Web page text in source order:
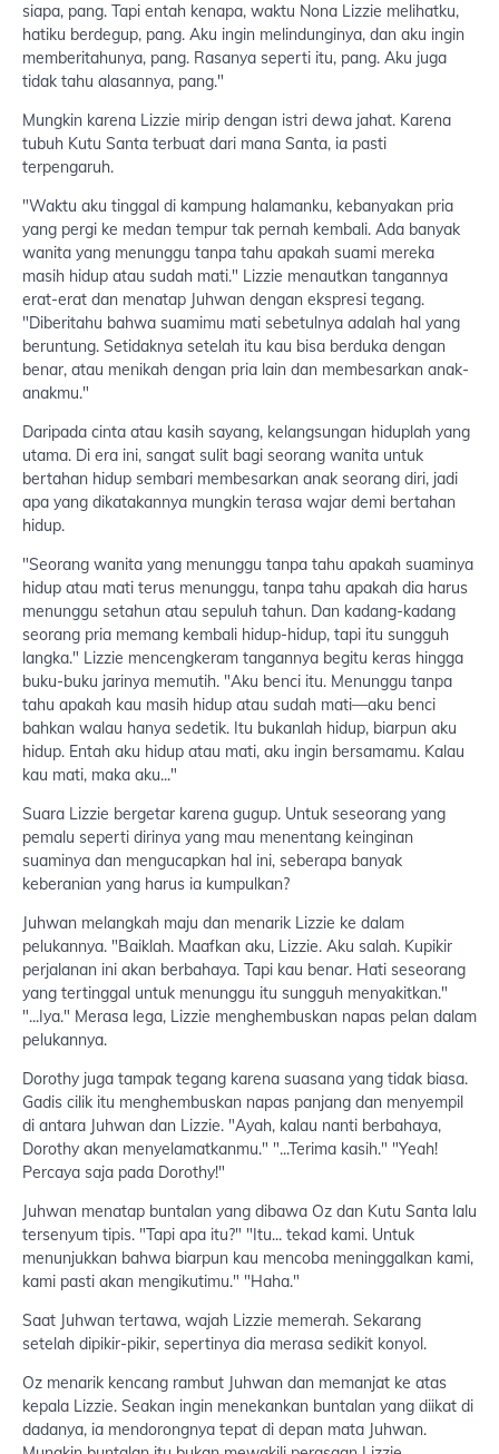
siapa, pang. Tapi entah kenapa, waktu Nona Lizzie melihatku,
hatiku berdegup, pang. Aku ingin melindunginya, dan aku ingin
memberitahunya, pang. Rasanya seperti itu, pang. Aku juga
tidak tahu alasannya, pang."
Mungkin karena Lizzie mirip dengan istri dewa jahat. Karena
tubuh Kutu Santa terbuat dari mana Santa, ia pasti
terpengaruh.
"Waktu aku tinggal di kampung halamanku, kebanyakan pria
yang pergi ke medan tempur tak pernah kembali. Ada banyak
wanita yang menunggu tanpa tahu apakah suami mereka
masih hidup atau sudah mati." Lizzie menautkan tangannya
erat-erat dan menatap Juhwan dengan ekspresi tegang.
"Diberitahu bahwa suamimu mati sebetulnya adalah hal yang
beruntung. Setidaknya setelah itu kau bisa berduka dengan
benar, atau menikah dengan pria lain dan membesarkan anak-
anakmu."
Daripada cinta atau kasih sayang, kelangsungan hiduplah yang
utama. Di era ini, sangat sulit bagi seorang wanita untuk
bertahan hidup sembari membesarkan anak seorang diri, jadi
apa yang dikatakannya mungkin terasa wajar demi bertahan
hidup.
"Seorang wanita yang menunggu tanpa tahu apakah suaminya
hidup atau mati terus menunggu, tanpa tahu apakah dia harus
menunggu setahun atau sepuluh tahun. Dan kadang-kadang
seorang pria memang kembali hidup-hidup, tapi itu sungguh
langka." Lizzie mencengkeram tangannya begitu keras hingga
buku-buku jarinya memutih. "Aku benci itu. Menunggu tanpa
tahu apakah kau masih hidup atau sudah mati—aku benci
bahkan walau hanya sedetik. Itu bukanlah hidup, biarpun aku
hidup. Entah aku hidup atau mati, aku ingin bersamamu. Kalau
kau mati, maka aku..."
Suara Lizzie bergetar karena gugup. Untuk seseorang yang
pemalu seperti dirinya yang mau menentang keinginan
suaminya dan mengucapkan hal ini, seberapa banyak
keberanian yang harus ia kumpulkan?
Juhwan melangkah maju dan menarik Lizzie ke dalam
pelukannya. "Baiklah. Maafkan aku, Lizzie. Aku salah. Kupikir
perjalanan ini akan berbahaya. Tapi kau benar. Hati seseorang
yang tertinggal untuk menunggu itu sungguh menyakitkan."
"...Iya." Merasa lega, Lizzie menghembuskan napas pelan dalam
pelukannya.
Dorothy juga tampak tegang karena suasana yang tidak biasa.
Gadis cilik itu menghembuskan napas panjang dan menyempil
di antara Juhwan dan Lizzie. "Ayah, kalau nanti berbahaya,
Dorothy akan menyelamatkanmu." "...Terima kasih." "Yeah!
Percaya saja pada Dorothy!"
Juhwan menatap buntalan yang dibawa Oz dan Kutu Santa lalu
tersenyum tipis. "Tapi apa itu?" "Itu... tekad kami. Untuk
menunjukkan bahwa biarpun kau mencoba meninggalkan kami,
kami pasti akan mengikutimu." "Haha."
Saat Juhwan tertawa, wajah Lizzie memerah. Sekarang
setelah dipikir-pikir, sepertinya dia merasa sedikit konyol.
Oz menarik kencang rambut Juhwan dan memanjat ke atas
kepala Lizzie. Seakan ingin menekankan buntalan yang diikat di
dadanya, ia mendorongnya tepat di depan mata Juhwan.